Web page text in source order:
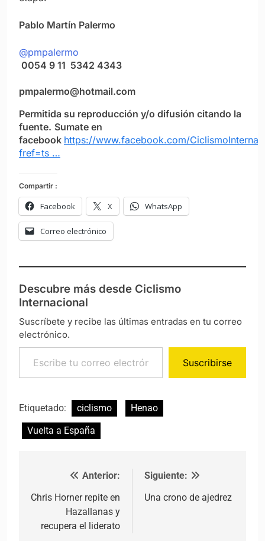
Pablo Martín Palermo
@pmpalermo
0054 9 11 5342 4343
pmpalermo@hotmail.com
Permitida su reproducción y/o difusión citando la
fuente. Sumate en
facebook https://www.facebook.com/
fref=ts …
Compartir :
Facebook X WhatsApp
Correo electrónico
Descubre más desde Ciclismo
Internacional
Suscríbete y recibe las últimas entradas en tu correo
electrónico.
Escribe tu correo electrónico…
Suscribirse
Etiquetado: ciclismo
Henao
Vuelta a España
Navegación de entradas
Anterior:
Chris Horner repite en
Hazallanas y
recupera el liderato
Siguiente:
Una crono de ajedrez